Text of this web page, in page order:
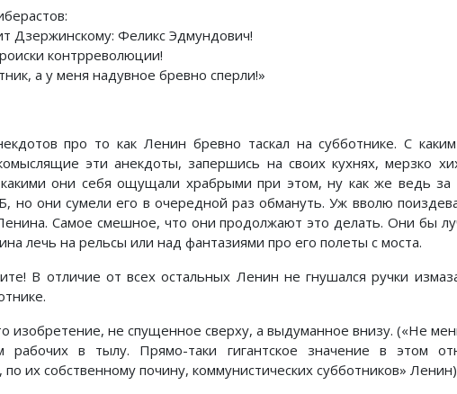
Дзержинскому: Феликс Эдмундович!
контрреволюции!
а у меня надувное бревно сперли!»
про то как Ленин бревно таскал на субботнике. С
эти анекдоты, запершись на своих кухнях, мерзко
они себя ощущали храбрыми при этом, ну как же ведь за
но они сумели его в очередной раз обмануть. Уж вволю
Самое смешное, что они продолжают это делать. Они бы
лечь на рельсы или над фантазиями про его полеты с моста.
В отличие от всех остальных Ленин не гнушался ручки
изобретение, не спущенное сверху, а выдуманное внизу. («Не
рабочих в тылу. Прямо-таки гигантское значение в этом
их собственному почину, коммунистических субботников»